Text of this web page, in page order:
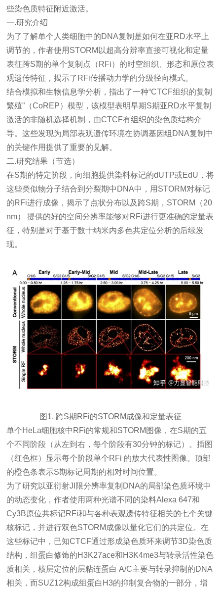
些染色质特征附近激活。
一.研究介绍
为了了解单个人类细胞中的DNA复制是如何在亚RD水平上
调节的，作者使用STORM以超高分辨率直接可视化和定量
表征跨S期的单个复制点（RFi）的时空组织、形态和原位表
观遗传特征，揭示了RFi传播动力学的分级径向模式。
结合模拟和生物信息学分析，指出了一种“CTCF组织的复制
繁殖”（CoREP）模型，该模型表明早期S期亚RD水平复制
激活的非随机选择机制，由CTCF有组织的染色质结构介
导。这些发现为局部表观遗传环境在协调基因组DNA复制中
的关键作用提供了重要的见解。
二.研究结果（节选）
在S期的特定阶段，向细胞提供染料标记的dUTP或EdU，将
这些类似物分子结合到分裂期中DNA中，用STORM对标记
的RFi进行成像，揭示了点状分布以及跨S期，STORM（20
nm） 提供的好的空间分辨率能够对RFi进行更准确的定量表
征，特别是对于基于数十纳米内多色共定位分析的后续发
现。
图1. 跨S期RFi的STORM成像和定量表征
单个HeLa细胞核中RFi的常规和STORM图像，在S期的五
个不同阶段（从左到右，每个阶段有30分钟的标记）。插图
（红色框）显示每个阶段单个RFi 的放大代表性图像。顶部
的橙色条表示S期标记周期的相对时间位置。
为了研究以亚衍射JI限分辨率复制DNA的局部染色质环境中
的动态变化，作者使用两种光谱不同的染料Alexa 647和
Cy3B原位共标记RFi和与各种表观遗传特征相关的七个关键
核标记，并进行双色STORM成像以量化它们的共定位。在
这些标记中，已知CTCF通过形成染色质环来调节3D染色质
结构，组蛋白修饰的H3K27ace和H3K4me3与转录活性染色
质相关，核层定位的层粘连蛋白 A/C主要与转录抑制的DNA
相关，而SUZ12构成组蛋白H3的抑制复合物的一部分，增